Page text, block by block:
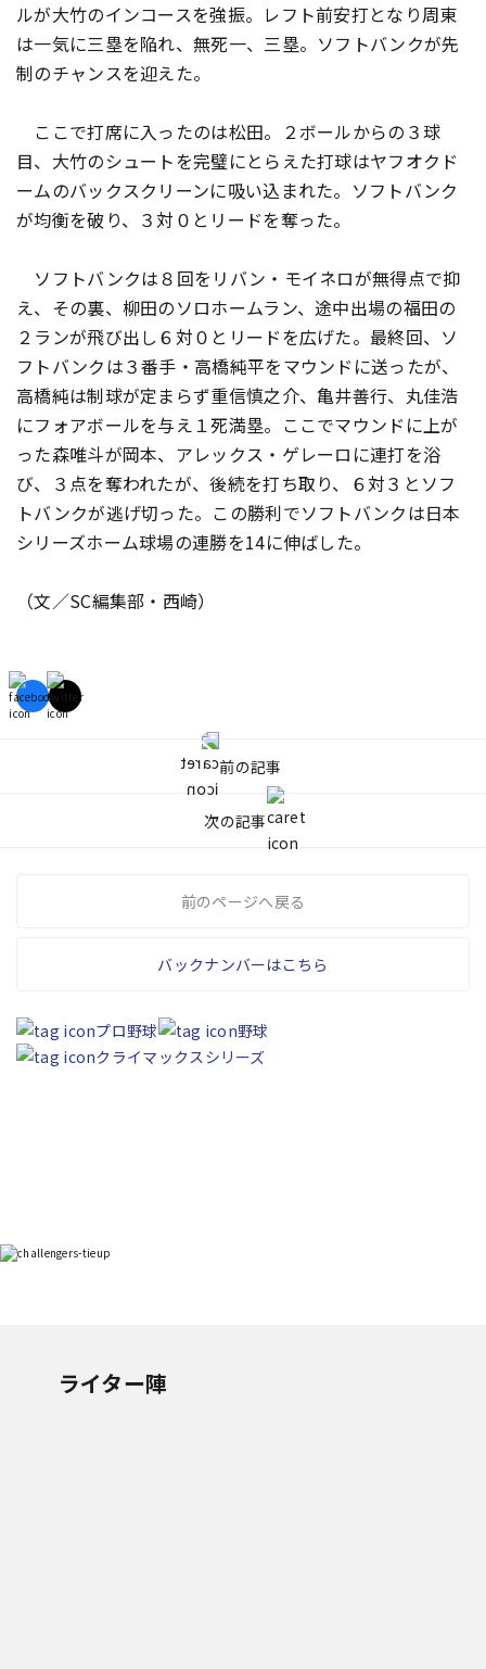
ルが大竹のインコースを強振。レフト前安打となり周東
は一気に三塁を陥れ、無死一、三塁。ソフトバンクが先
制のチャンスを迎えた。
ここで打席に入ったのは松田。２ボールからの３球
目、大竹のシュートを完璧にとらえた打球はヤフオクド
ームのバックスクリーンに吸い込まれた。ソフトバンク
が均衡を破り、３対０とリードを奪った。
ソフトバンクは８回をリバン・モイネロが無得点で抑
え、その裏、柳田のソロホームラン、途中出場の福田の
２ランが飛び出し６対０とリードを広げた。最終回、ソ
フトバンクは３番手・高橋純平をマウンドに送ったが、
高橋純は制球が定まらず重信慎之介、亀井善行、丸佳浩
にフォアボールを与え１死満塁。ここでマウンドに上が
った森唯斗が岡本、アレックス・ゲレーロに連打を浴
び、３点を奪われたが、後続を打ち取り、６対３とソフ
トバンクが逃げ切った。この勝利でソフトバンクは日本
シリーズホーム球場の連勝を14に伸ばした。
（文／SC編集部・西崎）
前の記事
次の記事
前のページへ戻る
バックナンバーはこちら
プロ野球
野球
クライマックスシリーズ
ライター陣